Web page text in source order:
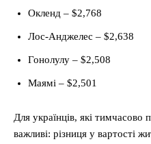
Окленд – $2,768
Лос-Анджелес – $2,638
Гонолулу – $2,508
Маямі – $2,501
Для українців, які
важливі: різниця у вартості